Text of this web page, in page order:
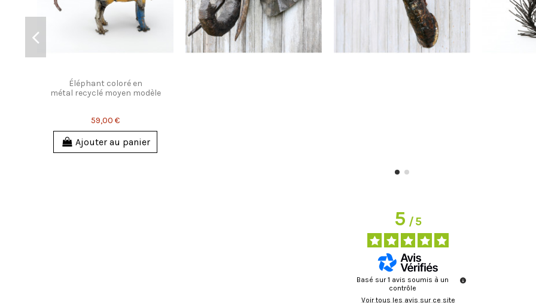
Éléphant coloré en
métal recyclé moyen modèle
59,00 €
Ajouter au panier
5/5
Basé sur1 avis soumis à un
contrôle
Voir tous les avis sur ce site